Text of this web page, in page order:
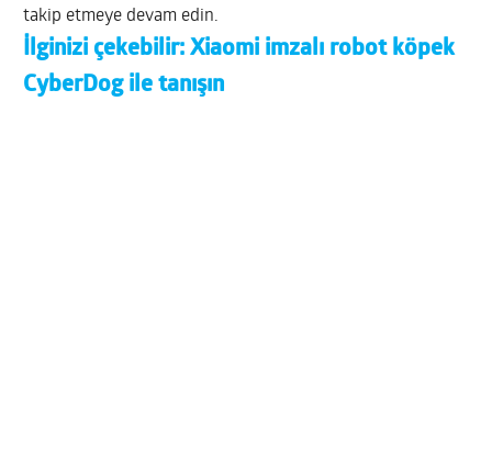
takip etmeye devam edin.
İlginizi çekebilir:Xiaomi imzalı robot köpek
CyberDog ile tanışın